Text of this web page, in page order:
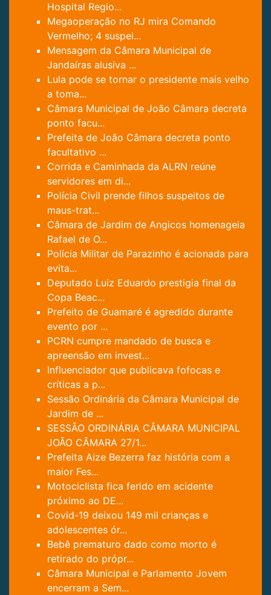
Hospital Regio...
Megaoperação no RJ mira Comando
Vermelho; 4 suspei...
Mensagem da Câmara Municipal de
Jandaíras alusiva ...
Lula pode se tornar o presidente mais velho
a toma...
Câmara Municipal de João Câmara decreta
ponto facu...
Prefeita de João Câmara decreta ponto
facultativo ...
Corrida e Caminhada da ALRN reúne
servidores em di...
Polícia Civil prende filhos suspeitos de
maus-trat...
Câmara de Jardim de Angicos homenageia
Rafael de O...
Polícia Militar de Parazinho é acionada para
evita...
Deputado Luiz Eduardo prestigia final da
Copa Beac...
Prefeito de Guamaré é agredido durante
evento por ...
PCRN cumpre mandado de busca e
apreensão em invest...
Influenciador que publicava fofocas e
críticas a p...
Sessão Ordinária da Câmara Municipal de
Jardim de ...
SESSÃO ORDINÁRIA CÂMARA MUNICIPAL
JOÃO CÂMARA 27/1...
Prefeita Aize Bezerra faz história com a
maior Fes...
Motociclista fica ferido em acidente
próximo ao DE...
Covid-19 deixou 149 mil crianças e
adolescentes ór...
Bebê prematuro dado como morto é
retirado do própr...
Câmara Municipal e Parlamento Jovem
encerram a Sem...